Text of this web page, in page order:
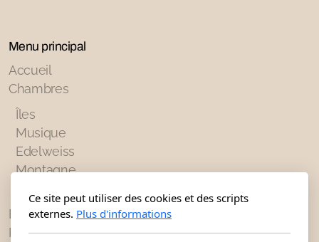
Menu principal
Accueil
Chambres
Îles
Musique
Edelweiss
Montagne
Espace commun
Piscine
Ce site peut utiliser des cookies et des scripts
externes. Plus d'informations